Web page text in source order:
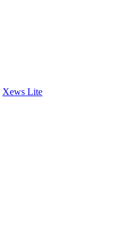
Xews Lite